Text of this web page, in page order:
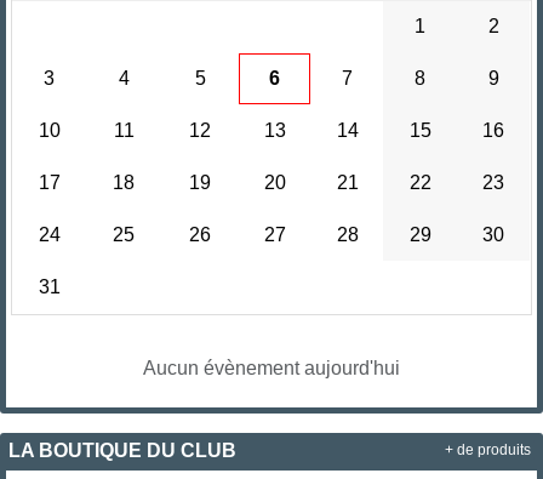
1 2
3 4 5 6 7 8 9
10 11 12 13 14 15 16
17 18 19 20 21 22 23
24 25 26 27 28 29 30
31
Aucun évènement aujourd'hui
LA BOUTIQUE DU CLUB + de produits